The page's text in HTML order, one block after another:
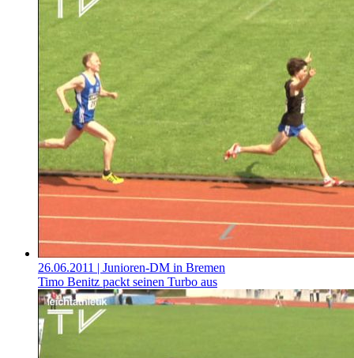
26.06.2011 | Junioren-DM in Bremen
Timo Benitz packt seinen Turbo aus